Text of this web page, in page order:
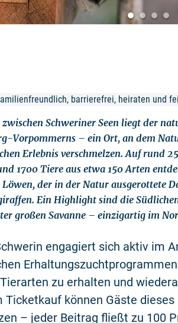
barrierefrei, heiraten und
Schweriner Seen liegt der
Vorpommerns – ein Ort, an dem
Erlebnis verschmelzen. Auf rund
1700 Tiere aus etwa 150 Arten
Löwen, der in der Natur ausgerottete
Ein Highlight sind die
großen Savanne – einzigartig im
engagiert sich aktiv im
zu erhalten und
Ticketkauf können Gäste
– jeder Beitrag fließt zu 100